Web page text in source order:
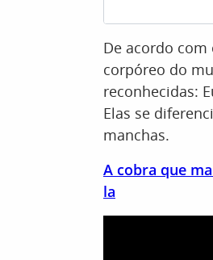
De acordo
corpóreo do
reconhecidas:
Elas se
manchas.
A cobra que
la